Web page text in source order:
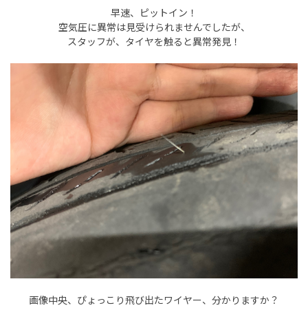
早速、ピットイン！
空気圧に異常は見受けられませんでしたが、
スタッフが、タイヤを触ると異常発見！
画像中央、ぴょっこり飛び出たワイヤー、分かりますか？